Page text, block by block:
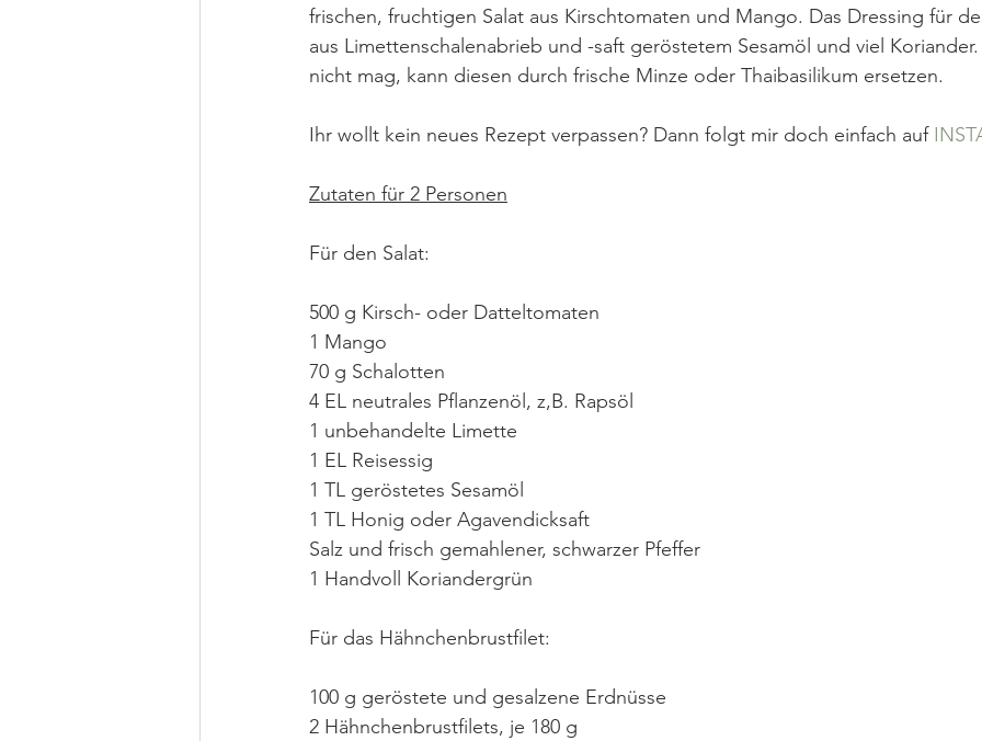
frischen, fruchtigen Salat aus Kirschtomaten und Mango. Das Dressing für
aus Limettenschalenabrieb und -saft geröstetem Sesamöl und viel
nicht mag, kann diesen durch frische Minze oder Thaibasilikum ersetzen.
Ihr wollt kein neues Rezept verpassen? Dann folgt mir doch einfach auf
Zutaten für 2 Personen
Für den Salat:
500 g Kirsch- oder Datteltomaten
1 Mango
70 g Schalotten
4 EL neutrales Pflanzenöl, z,B. Rapsöl
1 unbehandelte Limette
1 EL Reisessig
1 TL geröstetes Sesamöl
1 TL Honig oder Agavendicksaft
Salz und frisch gemahlener, schwarzer Pfeffer
1 Handvoll Koriandergrün
Für das Hähnchenbrustfilet:
100 g geröstete und gesalzene Erdnüsse
2 Hähnchenbrustfilets, je 180 g